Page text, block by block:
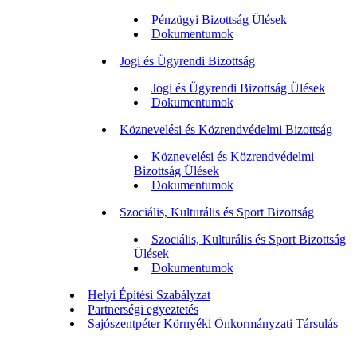
Pénzügyi Bizottság Ülések
Dokumentumok
Jogi és Ügyrendi Bizottság
Jogi és Ügyrendi Bizottság Ülések
Dokumentumok
Köznevelési és Közrendvédelmi Bizottság
Köznevelési és Közrendvédelmi
Bizottság Ülések
Dokumentumok
Szociális, Kulturális és Sport Bizottság
Szociális, Kulturális és Sport Bizottság
Ülések
Dokumentumok
Helyi Építési Szabályzat
Partnerségi egyeztetés
Sajószentpéter Környéki Önkormányzati Társulás